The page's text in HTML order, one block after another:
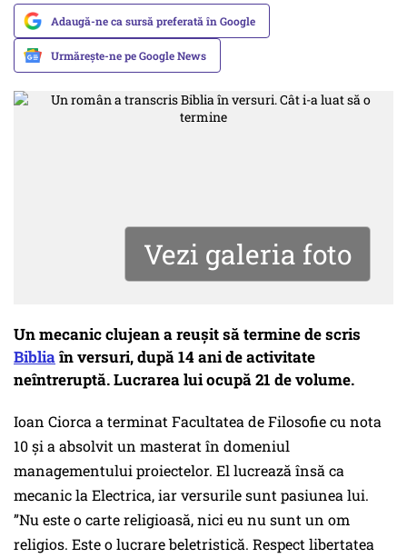
Adaugă-ne ca sursă preferată în Google
Urmărește-ne pe Google News
Vezi galeria foto
Un mecanic clujean a reușit să termine de scris
Bibliaîn versuri, după 14 ani de activitate
neîntreruptă. Lucrarea lui ocupă 21 de volume.
Ioan Ciorca a terminat Facultatea de Filosofie cu nota
10 şi a absolvit un masterat în domeniul
managementului proiectelor. El lucrează însă ca
mecanic la Electrica, iar versurile sunt pasiunea lui.
”Nu este o carte religioasă, nici eu nu sunt un om
religios. Este o lucrare beletristică. Respect libertatea